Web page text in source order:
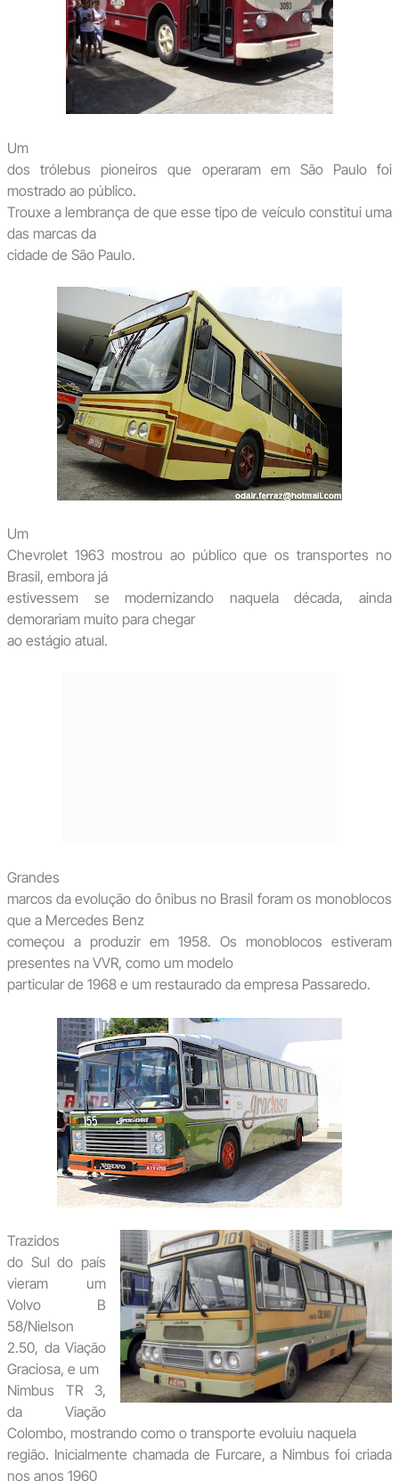
Um
dos trólebus pioneiros que operaram em São Paulo foi
mostrado ao público.
Trouxe a lembrança de que esse tipo de veículo constitui uma
das marcas da
cidade de São Paulo.
Um
Chevrolet 1963 mostrou ao público que os transportes no
Brasil, embora já
estivessem se modernizando naquela década, ainda
demorariam muito para chegar
ao estágio atual.
Grandes
marcos da evolução do ônibus no Brasil foram os monoblocos
que a Mercedes Benz
começou a produzir em 1958. Os monoblocos estiveram
presentes na VVR, como um modelo
particular de 1968 e um restaurado da empresa Passaredo.
Trazidos
do Sul do país
vieram um
Volvo B
58/Nielson
2.50, da Viação
Graciosa, e um
Nimbus TR 3,
da Viação
Colombo, mostrando como o transporte evoluiu naquela
região. Inicialmente chamada de Furcare, a Nimbus foi criada
nos anos 1960